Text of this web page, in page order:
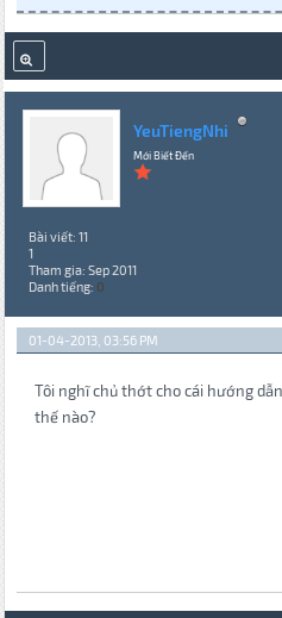
YeuTiengNhi
Mới Biết Đến
Bài viết: 11
1
Tham gia: Sep 2011
Danh tiếng: 0
01-04-2013, 03:56 PM
Tôi nghĩ chủ thớt cho cái hướng
thế nào?